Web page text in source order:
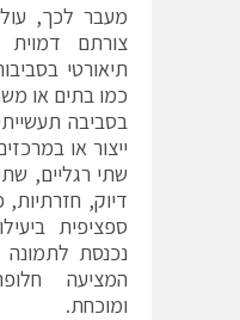
מעבר לכך,
צורתם דמוית
תיאורטי
כמו בתים או
בסביבה
ייצור או
שתי רגליים,
דיוק, חזרתיות,
ספציפית
נכנסת
המציעה
ומוכחת.